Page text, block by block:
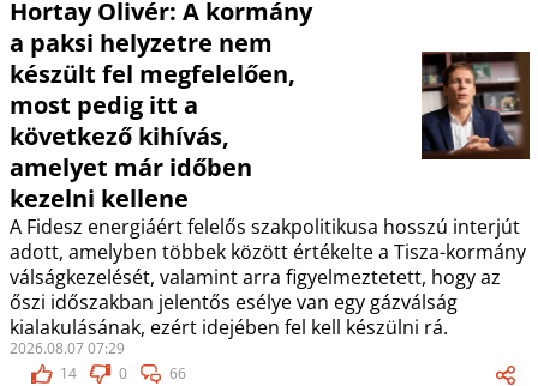
Hortay Olivér: A kormány
a paksi helyzetre nem
készült fel megfelelően,
most pedig itt a
következő kihívás,
amelyet már időben
kezelni kellene
A Fidesz energiáért felelős szakpolitikusa hosszú interjút
adott, amelyben többek között értékelte a Tisza-kormány
válságkezelését, valamint arra figyelmeztetett, hogy az
őszi időszakban jelentős esélye van egy gázválság
kialakulásának, ezért idejében fel kell készülni rá.
2026.08.07 07:29
14
0 66